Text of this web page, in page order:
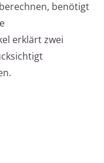
benötigt
erklärt zwei